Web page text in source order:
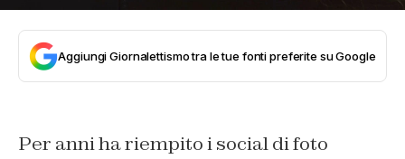
Aggiungi Giornalettismo tra le tue fonti preferite su Google
Per anni ha riempito i social di foto